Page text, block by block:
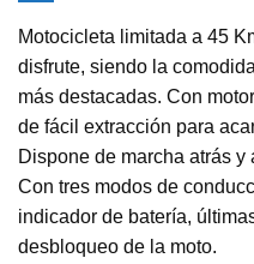
Motocicleta limitada a 45
disfrute, siendo la
más destacadas. Con
de fácil extracción para
Dispone de marcha atrás
Con tres modos de
indicador de batería,
desbloqueo de la moto.